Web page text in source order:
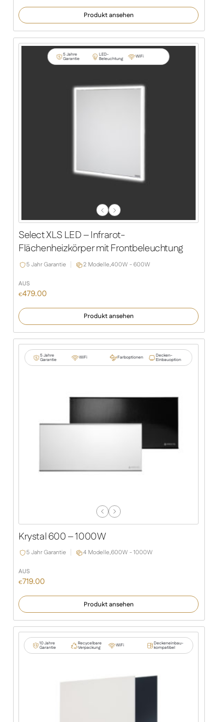
Produkt ansehen
5 Jahre
Garantie
LED-
Beleuchtung WiFi
Previous
Next
Select XLS LED – Infrarot-
Flächenheizkörper mit Frontbeleuchtung
5 Jahr Garantie 2 Modelle,400W - 600W
AUS
€479.00
Produkt ansehen
5 Jahre
Garantie WiFi Farboptionen Decken-
Einbauoption
Previous
Slide
Next
Slide
Krystal 600 – 1000W
5 Jahr Garantie 4 Modelle,600W - 1000W
AUS
€719.00
Produkt ansehen
10 Jahre
Garantie
Recycelbare
Verpackung WiFi Deckeneinbau-
kompatibel